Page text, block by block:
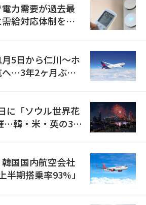
力需要が過去最
給対応体制を点
5日から仁川〜ホ
…3年2ヶ月ぶり
に「ソウル世界花
…韓・米・英の3カ
国国内航空会社
期搭乗率93%」